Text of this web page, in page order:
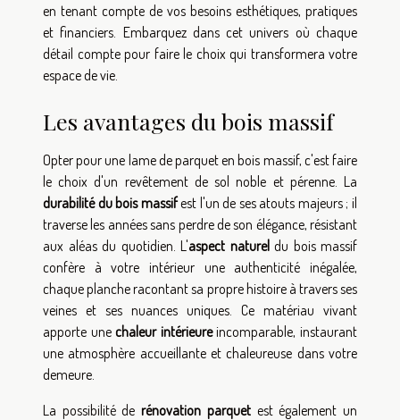
en tenant compte de vos besoins esthétiques, pratiques
et financiers. Embarquez dans cet univers où chaque
détail compte pour faire le choix qui transformera votre
espace de vie.
Les avantages du bois massif
Opter pour une lame de parquet en bois massif, c'est faire
le choix d'un revêtement de sol noble et pérenne. La
durabilité du bois massifest l'un de ses atouts majeurs ; il
traverse les années sans perdre de son élégance, résistant
aux aléas du quotidien. L'aspect natureldu bois massif
confère à votre intérieur une authenticité inégalée,
chaque planche racontant sa propre histoire à travers ses
veines et ses nuances uniques. Ce matériau vivant
apporte unechaleur intérieureincomparable, instaurant
une atmosphère accueillante et chaleureuse dans votre
demeure.
La possibilité derénovation parquetest également un